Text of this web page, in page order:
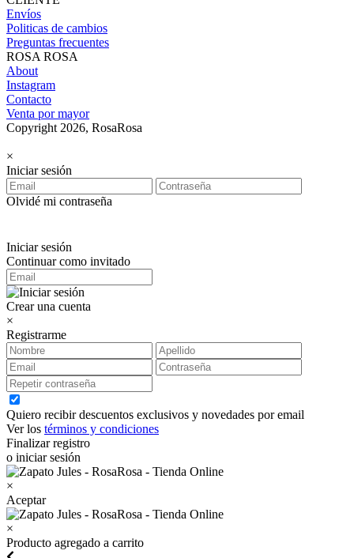
Envíos
Politicas de cambios
Preguntas frecuentes
ROSA ROSA
About
Instagram
Contacto
Venta por mayor
Copyright 2026, RosaRosa
×
Iniciar sesión
Olvidé mi contraseña
Iniciar sesión
Continuar como invitado
Crear una cuenta
×
Registrarme
Quiero recibir descuentos exclusivos y novedades por email
Ver los términos y condiciones
Finalizar registro
o iniciar sesión
×
Aceptar
×
Producto agregado a carrito